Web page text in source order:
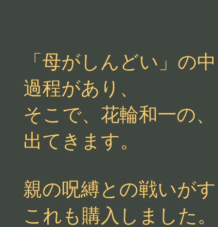
「母がしんどい」の
過程があり、
そこで、花輪和一の
出てきます。
親の呪縛との戦いが
これも購入しました。